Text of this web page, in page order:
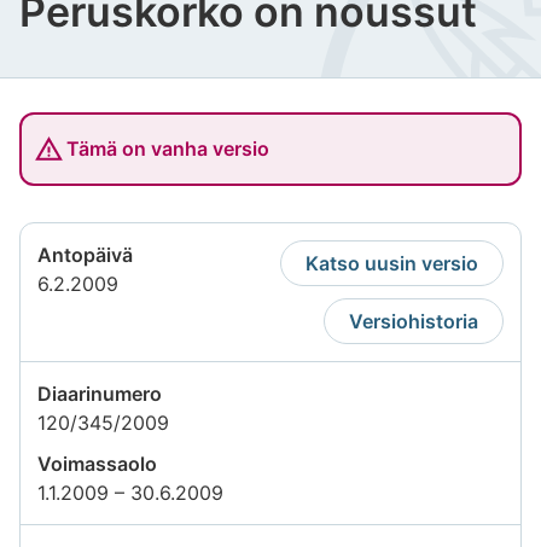
Peruskorko on noussut
Tämä on vanha versio
Antopäivä
6.2.2009
Katso uusin versio
Versiohistoria
Diaarinumero
120/345/2009
Voimassaolo
1.1.2009 – 30.6.2009